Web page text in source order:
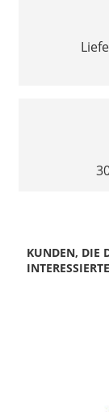
KUNDEN, DIE